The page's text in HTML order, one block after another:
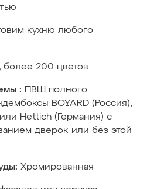
кухню любого
более 200 цветов
:
ПВШ полного
BOYARD (Россия),
Hettich (Германия) с
дверок или без этой
Хромированная